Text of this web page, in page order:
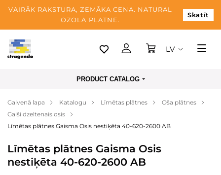
VAIRĀK RAKSTURA, ZEMĀKA CENA. NATURAL
OZOLA PLĀTNE.
Skatīt
Tallina
Apmaksa
Par mums
Blogs
Kontaktinformācija
LV
PRODUCT CATALOG
Galvenā lapa Katalogu Līmētas plātnes
Oša plātnes
Gaiši dzeltenais osis
Līmētas plātnes Gaisma Osis nestiķēta 40-620-2600 AB
Līmētas plātnes Gaisma Osis
nestiķēta 40-620-2600 AB